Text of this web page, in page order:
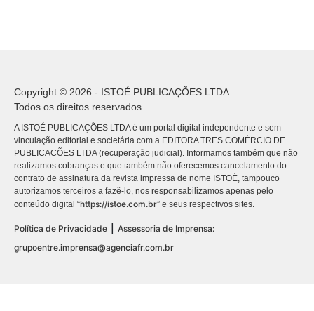
Copyright © 2026 - ISTOÉ PUBLICAÇÕES LTDA
Todos os direitos reservados.
A ISTOÉ PUBLICAÇÕES LTDA é um portal digital independente e sem
vinculação editorial e societária com a EDITORA TRES COMÉRCIO DE
PUBLICACÕES LTDA (recuperação judicial). Informamos também que não
realizamos cobranças e que também não oferecemos cancelamento do
contrato de assinatura da revista impressa de nome ISTOÉ, tampouco
autorizamos terceiros a fazê-lo, nos responsabilizamos apenas pelo
conteúdo digital “https://istoe.com.br” e seus respectivos sites.
Política de Privacidade
Assessoria de Imprensa:
grupoentre.imprensa@agenciafr.com.br